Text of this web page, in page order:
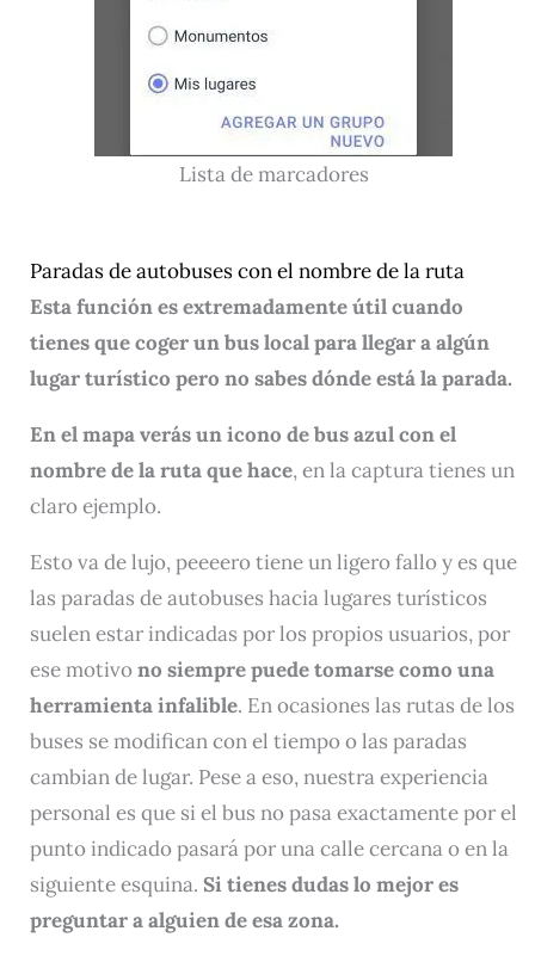
Lista de marcadores
Paradas de autobuses con el nombre de la ruta
Esta función es extremadamente útil cuando
tienes que coger un bus local para llegar a algún
lugar turístico pero no sabes dónde está la parada.
En el mapa verás un icono de bus azul con el
nombre de la ruta que hace, en la captura tienes un
claro ejemplo.
Esto va de lujo, peeeero tiene un ligero fallo y es que
las paradas de autobuses hacia lugares turísticos
suelen estar indicadas por los propios usuarios, por
ese motivono siempre puede tomarse como una
herramienta infalible. En ocasiones las rutas de los
buses se modifican con el tiempo o las paradas
cambian de lugar. Pese a eso, nuestra experiencia
personal es que si el bus no pasa exactamente por el
punto indicado pasará por una calle cercana o en la
siguiente esquina. Si tienes dudas lo mejor es
preguntar a alguien de esa zona.